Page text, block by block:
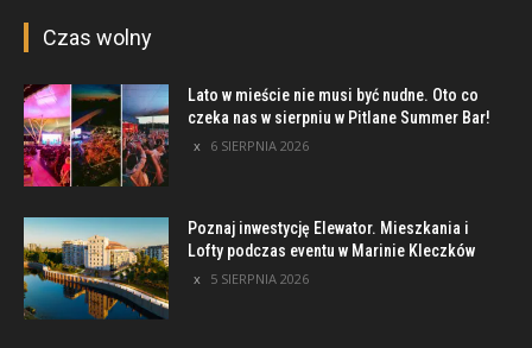
Czas wolny
Lato w mieście nie musi być nudne. Oto co
czeka nas w sierpniu w Pitlane Summer Bar!
6 SIERPNIA 2026
Poznaj inwestycję Elewator. Mieszkania i
Lofty podczas eventu w Marinie Kleczków
5 SIERPNIA 2026